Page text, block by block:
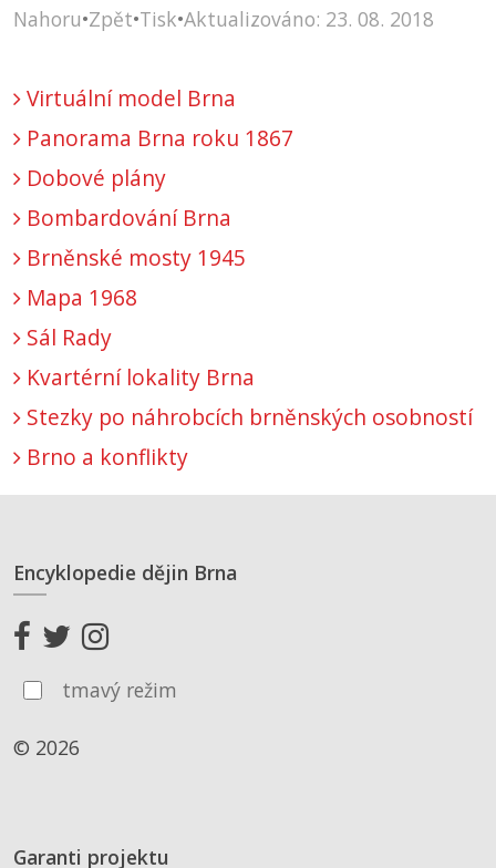
Nahoru•Zpět•Tisk•Aktualizováno: 23. 08. 2018
Virtuální model Brna
Panorama Brna roku 1867
Dobové plány
Bombardování Brna
Brněnské mosty 1945
Mapa 1968
Sál Rady
Kvartérní lokality Brna
Stezky po náhrobcích brněnských osobností
Brno a konflikty
Encyklopedie dějin Brna
tmavý režim
© 2026
Garanti projektu